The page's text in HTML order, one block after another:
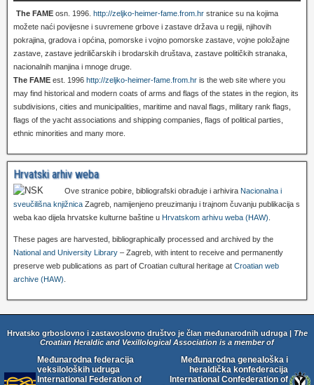
The FAME osn. 1996. http://zeljko-heimer-fame.from.hr stranice su na kojima
možete naći povijesne i suvremene grbove i zastave država u regiji, njihovih
pokrajina, gradova i općina, pomorske i vojno pomorske zastave, vojne položajne
zastave, zastave jedriličarskih i brodarskih društava, zastave političkih stranaka,
nacionalnih manjina i mnoge druge.
The FAME est. 1996 http://zeljko-heimer-fame.from.hr is the web site where you
may find historical and modern coats of arms and flags of the states in the region, its
subdivisions, cities and municipalities, maritime and naval flags, military rank flags,
flags of the yacht associations and shipping companies, flags of political parties,
ethnic minorities and many more.
Hrvatski arhiv weba
Ove stranice pobire, bibliografski obrađuje i arhivira Nacionalna i
sveučilišna knjižnica Zagreb, namijenjeno preuzimanju i trajnom čuvanju publikacija s
weba kao dijela hrvatske kulturne baštine u Hrvatskom arhivu weba (HAW)
These pages are harvested, bibliographically processed and archived by the
National and University Library – Zagreb, with intent to receive and permanently
preserve web publications as part of Croatian cultural heritage at Croatian web
archive (HAW)
Hrvatsko grboslovno i zastavoslovno društvo je član međunarodnih udruga | The
Croatian Heraldic and Vexillological Association is a member of
Međunarodna federacija
veksiloloških udruga
International Federation of
Međunarodna genealoška i
heraldička konfederacija
International Confederation of